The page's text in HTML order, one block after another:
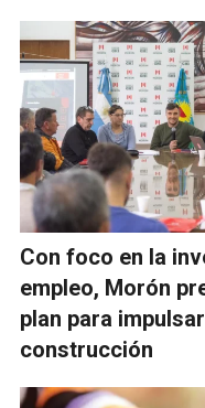
Con foco en la
empleo, Morón
plan para
construcción